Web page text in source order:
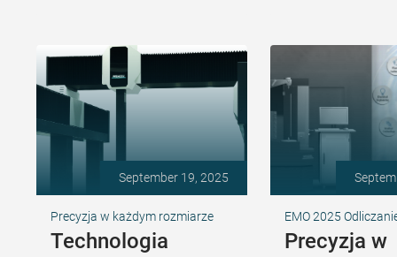
September 19, 2025
Precyzja w każdym rozmiarze
Technologia
EMO 2025
Precyzja w